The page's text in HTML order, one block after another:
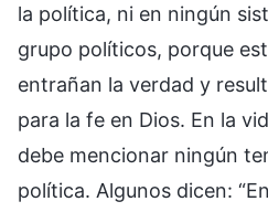
la política, ni en ningún
grupo políticos, porque
entrañan la verdad y
para la fe en Dios. En la
debe mencionar ningún
política. Algunos dicen: